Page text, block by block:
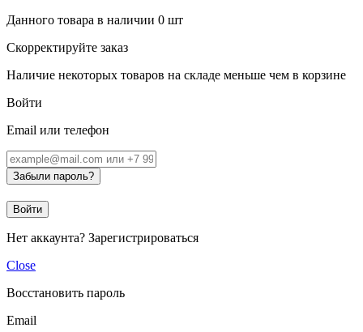
Данного товара в наличии 0 шт
Скорректируйте заказ
Наличие некоторых товаров на складе меньше чем в корзине
Войти
Email или телефон
Забыли пароль?
Войти
Нет аккаунта? Зарегистрироваться
Close
Восстановить пароль
Email